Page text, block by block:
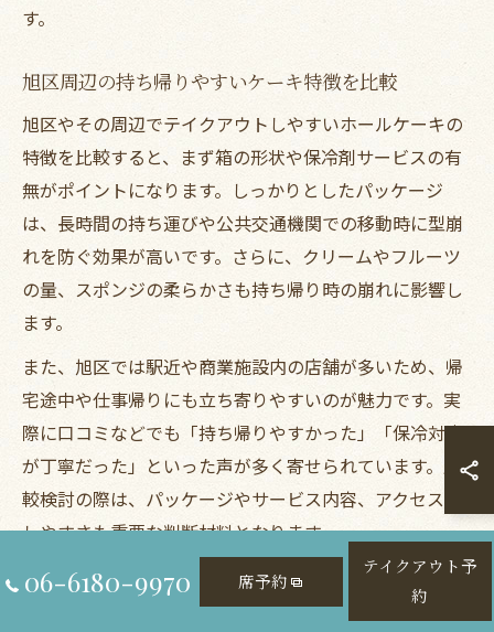
す。
旭区周辺の持ち帰りやすいケーキ特徴を比較
旭区やその周辺でテイクアウトしやすいホールケーキの
特徴を比較すると、まず箱の形状や保冷剤サービスの有
無がポイントになります。しっかりとしたパッケージ
は、長時間の持ち運びや公共交通機関での移動時に型崩
れを防ぐ効果が高いです。さらに、クリームやフルーツ
の量、スポンジの柔らかさも持ち帰り時の崩れに影響し
ます。
また、旭区では駅近や商業施設内の店舗が多いため、帰
宅途中や仕事帰りにも立ち寄りやすいのが魅力です。実
際に口コミなどでも「持ち帰りやすかった」「保冷対応
が丁寧だった」といった声が多く寄せられています。比
較検討の際は、パッケージやサービス内容、アクセスの
しやすさも重要な判断材料となります。
手土産にも最適なテイクアウトホールケーキの選び方
06-6180-9970 席予約
テイクアウト予
約